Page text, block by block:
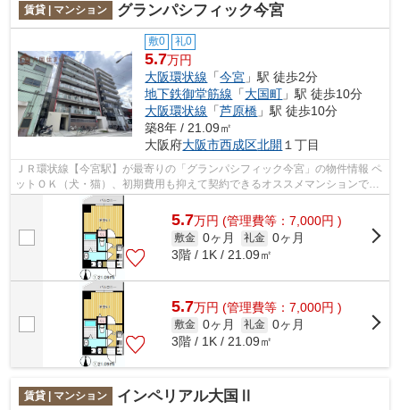
賃貸 | マンション グランパシフィック今宮
敷0 礼0
5.7万円
大阪環状線 「今宮 」駅 徒歩2分
地下鉄御堂筋線 「大国町 」駅 徒歩10分
大阪環状線 「芦原橋 」駅 徒歩10分
築8年 / 21.09㎡
大阪府大阪市西成区北開 １丁目
ＪＲ環状線【今宮駅】が最寄りの「グランパシフィック今宮」の物件情報 ペ
ットＯＫ（犬・猫）、初期費用も抑えて契約できるオススメマンションで
す！！ なんばや天王寺にも自転車です...
5.7万円 (管理費等：7,000円 )
敷金 0ヶ月 礼金 0ヶ月
3階 / 1K / 21.09㎡
5.7万円 (管理費等：7,000円 )
敷金 0ヶ月 礼金 0ヶ月
3階 / 1K / 21.09㎡
賃貸 | マンション インペリアル大国Ⅱ